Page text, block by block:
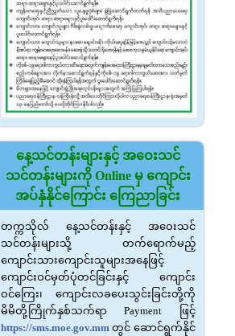
နေ့သင်တန်းများနှင့် အဝေးသင်
သင်တန်းများကို Online မှ ကျောင်း
အပ်နှံနိုင်ကြောင်း ကြေညာခြင်း
တက္ကသိုလ် နေ့သင်တန်းနှင့် အဝေးသင်
သင်တန်းများသို့ တက်ရောက်မည့်
ကျောင်းသားကျောင်းသူများအနေဖြင့်
ကျောင်းဝင်မှတ်ပုံတင်ခြင်းနှင့် ကျောင်း
ဝင်ကြေး၊ ကျောင်းလခပေးသွင်းခြင်းတို့ကို
မိမိတို့ကြိုက်နှစ်သက်ရာ Payment ဖြင့်
https://sms.moe.gov.mmတွင် ဆောင်ရွက်နိုင်